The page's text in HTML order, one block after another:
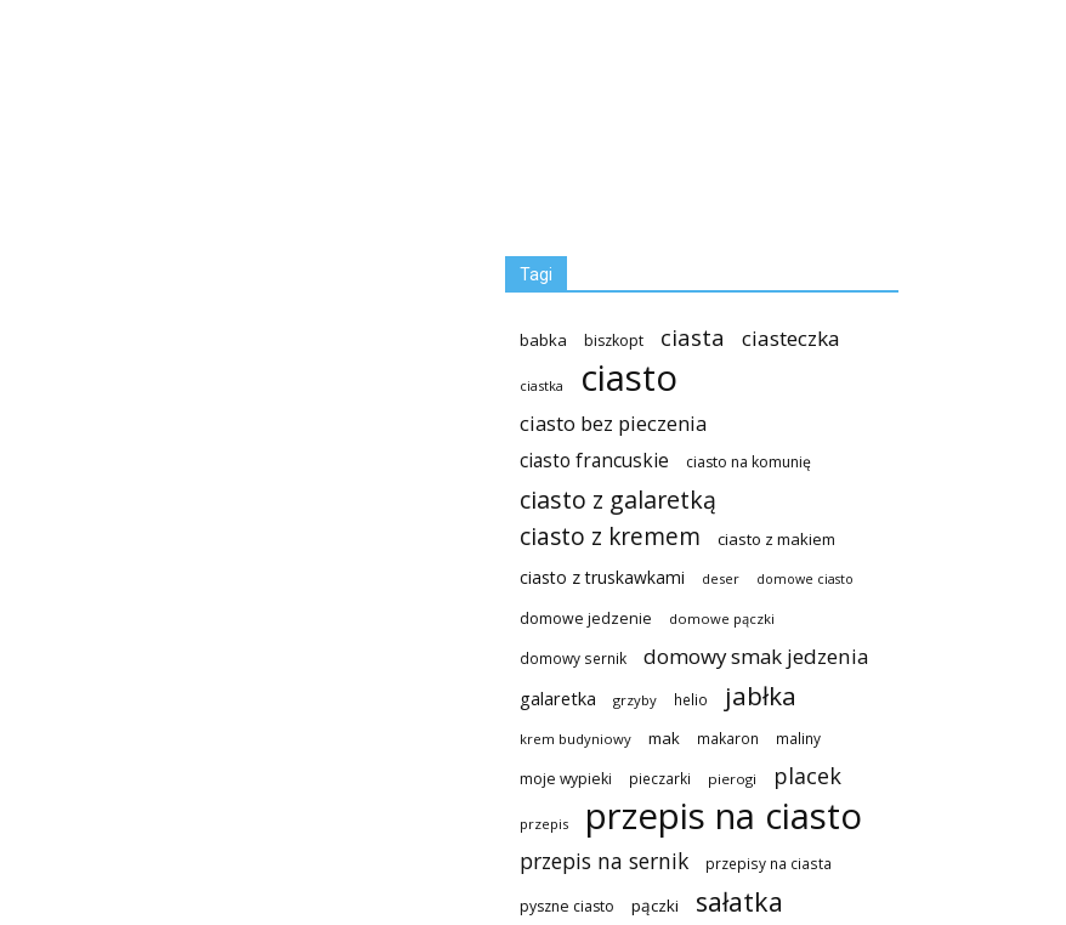
Tagi
babka biszkopt ciasta ciasteczka
ciastka ciasto
ciasto bez pieczenia
ciasto francuskie ciasto na komunię
ciasto z galaretką
ciasto z kremem ciasto z makiem
ciasto z truskawkami deser domowe ciasto
domowe jedzenie domowe pączki
domowy sernik domowy smak jedzenia
galaretka grzyby helio jabłka
krem budyniowy mak makaron maliny
moje wypieki pieczarki pierogi placek
przepis przepis na ciasto
przepis na sernik przepisy na ciasta
pyszne ciasto pączki
sałatka